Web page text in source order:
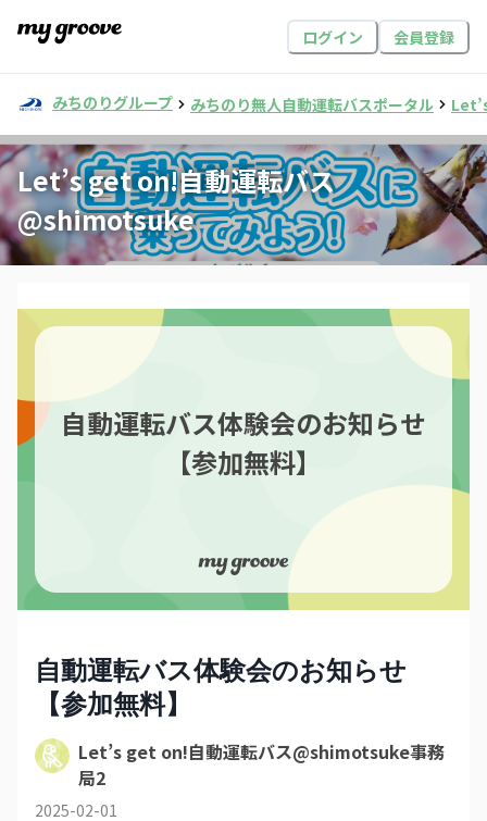
ログイン 会員登録
みちのりグループ みちのり無人自動運転バスポータル
Let’s get on!自動運転バス
@shimotsuke
自動運転バス体験会のお知らせ
【参加無料】
自動運転バス体験会のお知らせ
【参加無料】
Let’s get on!自動運転バス@shimotsuke事務
局2
2025-02-01